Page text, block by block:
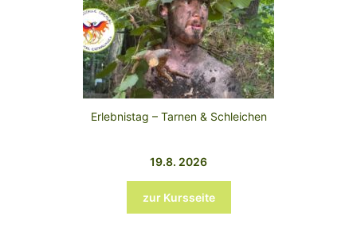
Erlebnistag – Tarnen & Schleichen
19.8. 2026
zur Kursseite